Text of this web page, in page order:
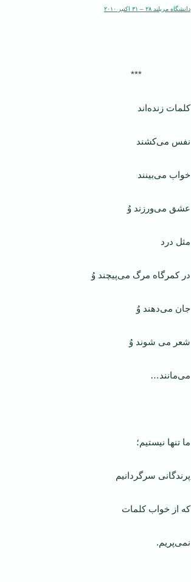
دانشگاه مریلند ۲۸ – ۳۱ اکتبر ۲۰۱۰
***
کلمات زنده‌‌اند
نفس می‌کشند
خواب می‌بینند
عشق می‌ورزند وُ
مثل درد
در کمرگاه مرگ می‌پیچند وُ
جان می‌دهند وُ
شعر می شوند وُ
می‌مانند…
ما تنها نیستیم؛
پرندگانی سرگردانیم
که از خواب کلمات
نمی‌پریم.